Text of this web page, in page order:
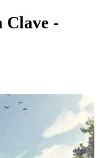
Clave -